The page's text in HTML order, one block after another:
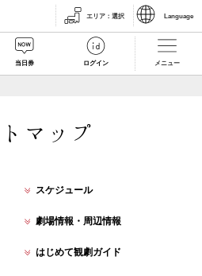
エリア ： 選択 Language
当日券 ログイン メニュー
マップ
スケジュール
劇場情報・周辺情報
はじめて観劇ガイド